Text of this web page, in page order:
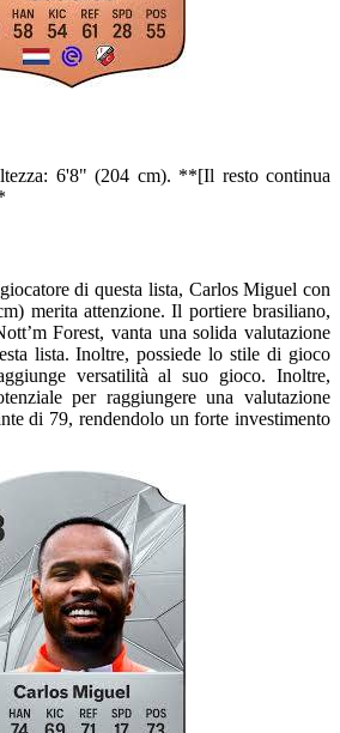
6'8" (204 cm). **[Il resto continua
di questa lista, Carlos Miguel con
merita attenzione. Il portiere brasiliano,
Forest, vanta una solida valutazione
lista. Inoltre, possiede lo stile di gioco
versatilità al suo gioco. Inoltre,
per raggiungere una valutazione
di 79, rendendolo un forte investimento